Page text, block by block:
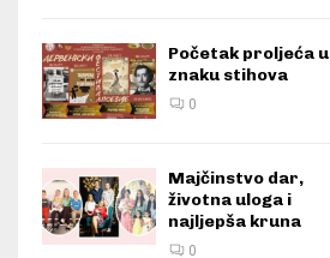
Početak proljeća u
znaku stihova
0
Majčinstvo dar,
životna uloga i
najljepša kruna
0